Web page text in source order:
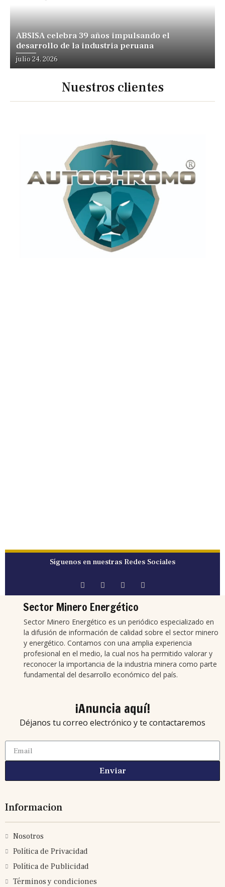
ABSISA celebra 39 años impulsando el
desarrollo de la industria peruana
julio 24, 2026
Nuestros clientes
Síguenos en nuestras Redes Sociales
Sector Minero Energético
Sector Minero Energético es un periódico especializado en
la difusión de información de calidad sobre el sector minero
y energético. Contamos con una amplia experiencia
profesional en el medio, la cual nos ha permitido valorar y
reconocer la importancia de la industria minera como parte
fundamental del desarrollo económico del país.
¡Anuncia aquí!
Déjanos tu correo electrónico y te contactaremos
Enviar
Informacion
Nosotros
Política de Privacidad
Política de Publicidad
Términos y condiciones